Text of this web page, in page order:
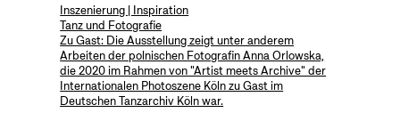
Inszenierung | Inspiration
Tanz und Fotografie
Zu Gast: Die Ausstellung zeigt unter anderem
Arbeiten der polnischen Fotografin Anna Orlowska,
die 2020 im Rahmen von "Artist meets Archive" der
Internationalen Photoszene Köln zu Gast im
Deutschen Tanzarchiv Köln war.